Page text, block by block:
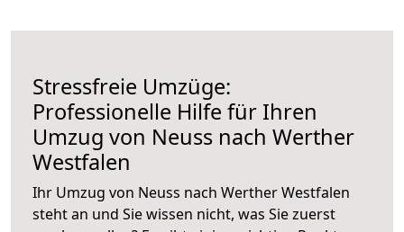
Stressfreie Umzüge:
Professionelle Hilfe für Ihren
Umzug von Neuss nach Werther
Westfalen
Ihr Umzug von Neuss nach Werther Westfalen
steht an und Sie wissen nicht, was Sie zuerst